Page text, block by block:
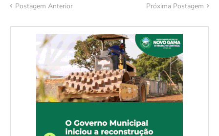
Postagem Anterior Próxima Postagem